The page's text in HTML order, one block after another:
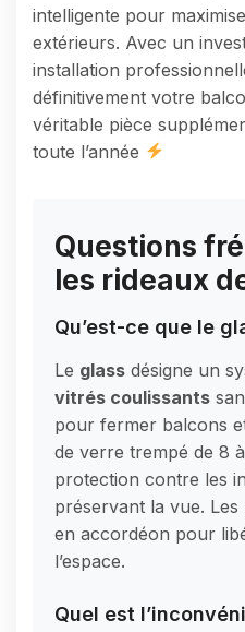
intelligente pour
extérieurs. Avec un
installation
définitivement votre
véritable pièce
toute l’année
Questions
les rideaux
Qu’est-ce que le
Le glass désigne un
vitrés coulissants
pour fermer balcons
de verre trempé de 8
protection contre les
préservant la vue.
en accordéon pour
l’espace.
Quel est